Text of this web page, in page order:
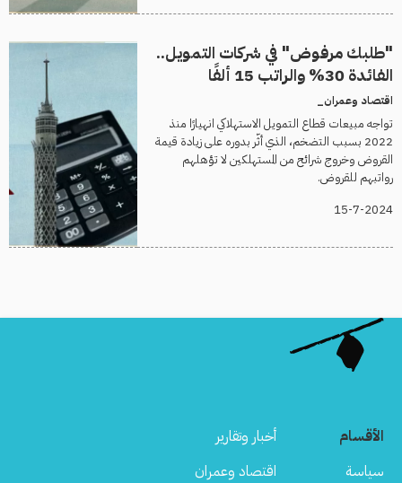
"طلبك مرفوض" في شركات التمويل..
الفائدة 30% والراتب 15 ألفًا
اقتصاد وعمران_
تواجه مبيعات قطاع التمويل الاستهلاكي انهيارًا منذ
2022 بسبب التضخم، الذي أثّر بدوره على زيادة قيمة
القروض وخروج شرائح من المستهلكين لا تؤهلهم
رواتبهم للقروض.
15-7-2024
الأقسام
أخبار وتقارير
سياسة
اقتصاد وعمران